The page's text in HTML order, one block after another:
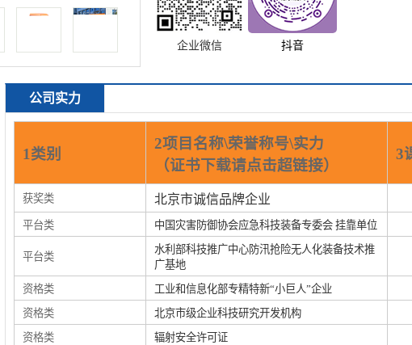
企业微信 抖音
公司实力
1类别
2项目名称\荣誉称号\实力
（证书下载请点击超链接）
3
获奖类 北京市诚信品牌企业
平台类 中国灾害防御协会应急科技装备专委会 挂靠单位
平台类
水利部科技推广中心防汛抢险无人化装备技术推
广基地
资格类
工业和信息化部专精特新“小巨人”企业
资格类
北京市级企业科技研究开发机构
资格类
辐射安全许可证